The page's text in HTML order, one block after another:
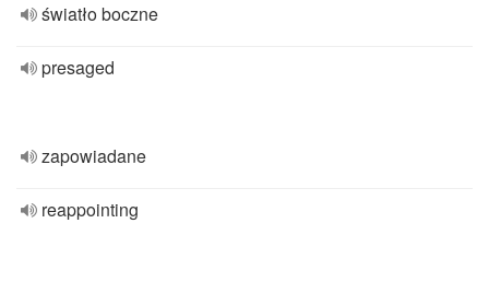
światło boczne
presaged
zapowiadane
reappointing